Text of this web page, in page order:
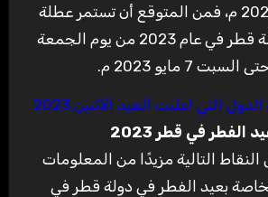
والأربعاء 4 مايو 2023 م، فمن المتوقع أن تستمر عطلة
عيد الفطر في دولة قطر في عام 2023 من يوم الجمعة
.
التي اعلنت العيد الاثنين 2023
في قطر 2023
التالية مزيدًا من المعلومات
بعيد الفطر في دولة قطر في